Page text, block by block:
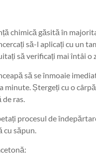
chimică găsită în
să-l aplicați cu un
să verificați mai întâi o
să se înmoaie
minute. Ștergeți cu o
de ras.
procesul de
cu săpun.